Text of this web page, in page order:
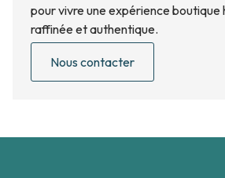
pour vivre une expérience boutique
raffinée et authentique.
Nous contacter